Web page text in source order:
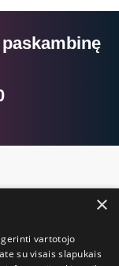
×
vartotojo
su visais slapukais